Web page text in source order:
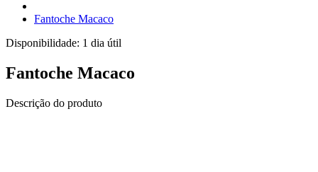
Fantoche Macaco
Disponibilidade: 1 dia útil
Fantoche Macaco
Descrição do produto